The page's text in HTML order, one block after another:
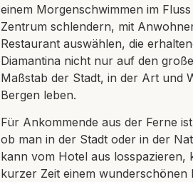
einem Morgenschwimmen im
Zentrum schlendern, mit
Restaurant auswählen, die
Diamantina nicht nur auf den
Maßstab der Stadt, in der Art und
Bergen leben.
Für Ankommende aus der Ferne
ob man in der Stadt oder in der
kann vom Hotel aus
kurzer Zeit einem wunderschönen